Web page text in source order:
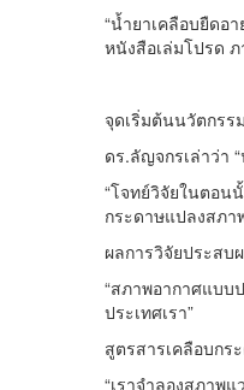
“น้ำยาเคลือบยืดอ
หนังสือเล่มโปรด
จุดเริ่มต้นนวัตกรร
ดร.ลัญจกรเล่าว่า
“โจทย์วิจัยในตอน
กระดาษแปลงสภ
ผลการวิจัยประสบ
“สภาพอากาศแบบ
ประเทศเรา”
สูตรสารเคลือบกร
“เราจำลองสภาพ